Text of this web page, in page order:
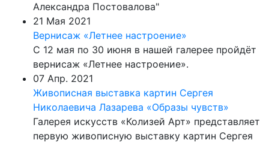
Александра Постовалова"
21 Мая 2021
Вернисаж «Летнее настроение»
С 12 мая по 30 июня в нашей галерее пройдёт
вернисаж «Летнее настроение».
07 Апр. 2021
Живописная выставка картин Сергея
Николаевича Лазарева «Образы чувств»
Галерея искусств «Колизей Арт» представляет
первую живописную выставку картин Сергея